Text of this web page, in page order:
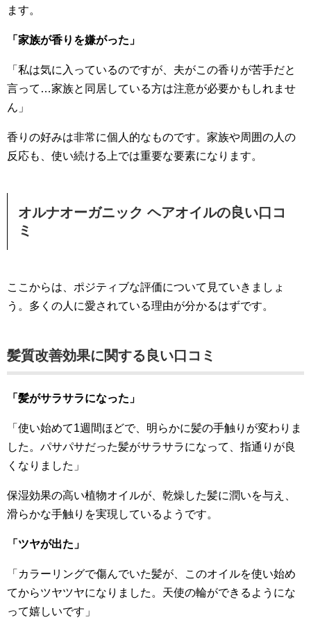
ます。
「家族が香りを嫌がった」
「私は気に入っているのですが、夫がこの香りが苦手だと
言って…家族と同居している方は注意が必要かもしれませ
ん」
香りの好みは非常に個人的なものです。家族や周囲の人の
反応も、使い続ける上では重要な要素になります。
オルナオーガニック ヘアオイルの良い口コ
ミ
ここからは、ポジティブな評価について見ていきましょ
う。多くの人に愛されている理由が分かるはずです。
髪質改善効果に関する良い口コミ
「髪がサラサラになった」
「使い始めて1週間ほどで、明らかに髪の手触りが変わりま
した。パサパサだった髪がサラサラになって、指通りが良
くなりました」
保湿効果の高い植物オイルが、乾燥した髪に潤いを与え、
滑らかな手触りを実現しているようです。
「ツヤが出た」
「カラーリングで傷んでいた髪が、このオイルを使い始め
てからツヤツヤになりました。天使の輪ができるようにな
って嬉しいです」